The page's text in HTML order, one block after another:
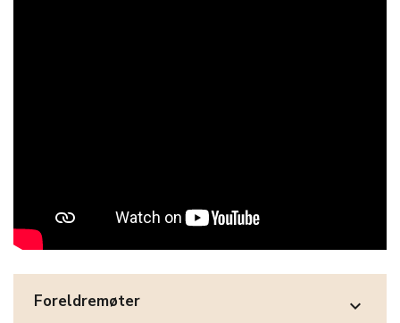
Foreldremøter expand_more